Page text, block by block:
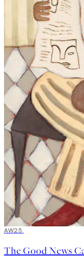
50%*
AW25
The Good News